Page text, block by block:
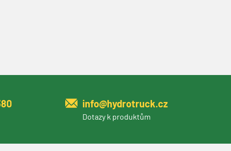
info@hydrotruck.cz
Dotazy k produktům